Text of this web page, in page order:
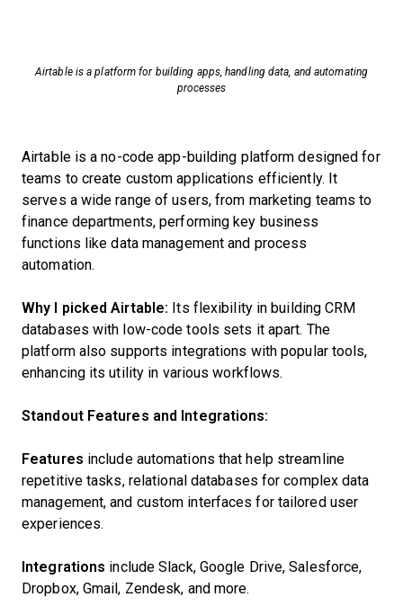
Airtable is a platform for building apps, handling data, and automating
processes
Airtable is a no-code app-building platform designed for
teams to create custom applications efficiently. It
serves a wide range of users, from marketing teams to
finance departments, performing key business
functions like data management and process
automation.
Why I picked Airtable: Its flexibility in building CRM
databases with low-code tools sets it apart. The
platform also supports integrations with popular tools,
enhancing its utility in various workflows.
Standout Features and Integrations:
Features include automations that help streamline
repetitive tasks, relational databases for complex data
management, and custom interfaces for tailored user
experiences.
Integrations include Slack, Google Drive, Salesforce,
Dropbox, Gmail, Zendesk, and more.